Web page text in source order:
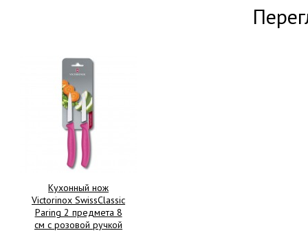
Кухонный нож
Victorinox SwissClassic
Paring 2 предмета 8
см с розовой ручкой